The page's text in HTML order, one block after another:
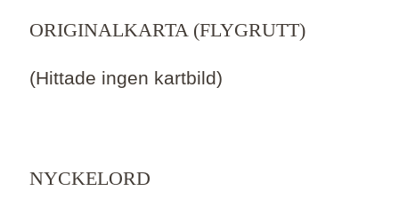
ORIGINALKARTA (FLYGRUTT)
(Hittade ingen kartbild)
NYCKELORD